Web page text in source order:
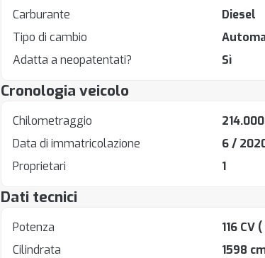
Carburante
Diesel
Tipo di cambio
Adatta a neopatentati?
Sì
Cronologia veicolo
Chilometraggio
Data di immatricolazione
6 /
Proprietari
1
Dati tecnici
Potenza 116 CV (
Cilindrata
1598